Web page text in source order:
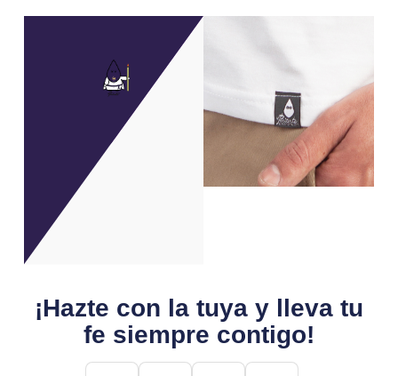
¡Hazte con la tuya y lleva tu
fe siempre contigo!